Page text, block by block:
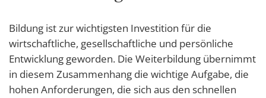
Bildung ist zur wichtigsten Investition für die
wirtschaftliche, gesellschaftliche und persönliche
Entwicklung geworden. Die Weiterbildung übernimmt
in diesem Zusammenhang die wichtige Aufgabe, die
hohen Anforderungen, die sich aus den schnellen